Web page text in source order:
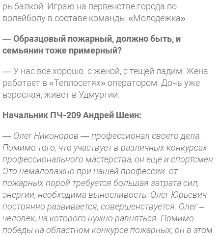
рыбалкой. Играю на первенстве города по
волейболу в составе команды «Молодежка».
— Образцовый пожарный, должно быть, и
семьянин тоже примерный?
— У нас все хорошо: с женой, с тещей ладим. Жена
работает в «Теплосетях» оператором. Дочь уже
взрослая, живет в Удмуртии.
Начальник ПЧ-209 Андрей Шеин:
— Олег Никоноров — профессионал своего дела.
Помимо того, что участвует в различных конкурсах
профессионального мастерства, он еще и спортсмен.
Это немаловажно при нашей профессии: от
пожарных порой требуется большая затрата сил,
энергии, необходима выносливость. Олег Юрьевич
постоянно развивается, совершенствуется. Олег –
человек, на которого нужно равняться. Помимо
победы на областном конкурсе пожарных, он в этом